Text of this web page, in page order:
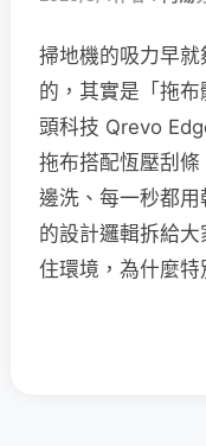
掃地機的吸力早
的，其實是「拖
頭科技 Qrevo
拖布搭配恆壓刮
邊洗、每一秒都
的設計邏輯拆給
住環境，為什麼特